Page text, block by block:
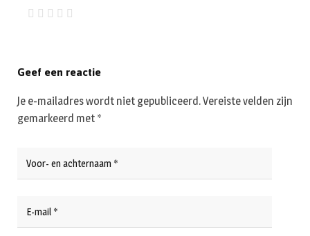
Geef een reactie
Je e-mailadres wordt niet gepubliceerd.Vereiste velden zijn
gemarkeerd met *